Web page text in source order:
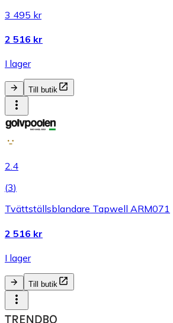
3 495 kr
2 516 kr
I lager
Till butik
2.4
(3)
Tvättställsblandare Tapwell ARM071
2 516 kr
I lager
Till butik